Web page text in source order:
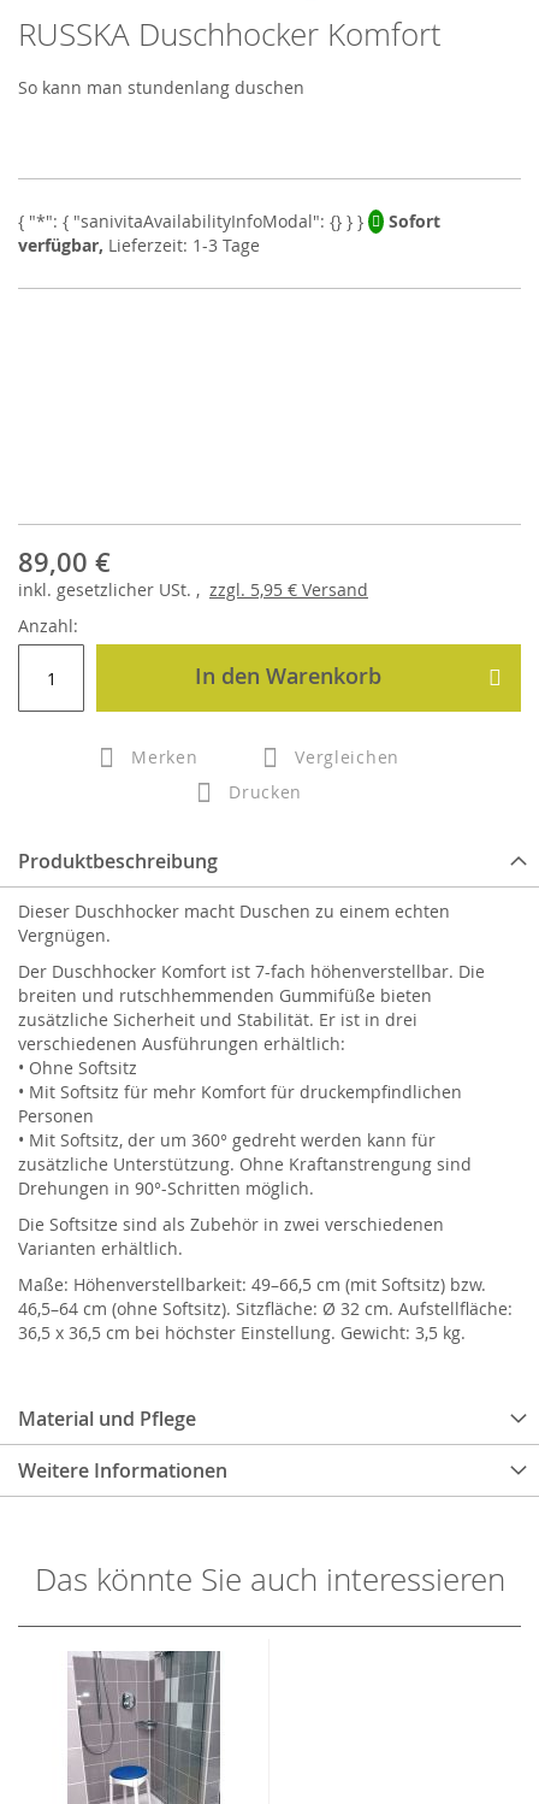
Skip
to
the
beginning
images
RUSSKA Duschhocker Komfort
So kann man stundenlang duschen
Sofort
verfügbar, Lieferzeit: 1-3 Tage
89,00 €
inkl. gesetzlicher USt. , zzgl. 5,95 € Versand
Anzahl:
In den Warenkorb
Merken
Vergleichen
Drucken
Produktbeschreibung
Material und Pflege
Weitere Informationen
Dieser Duschhocker macht Duschen zu einem echten
Vergnügen.
Der Duschhocker Komfort ist 7-fach höhenverstellbar. Die
breiten und rutschhemmenden Gummifüße bieten
zusätzliche Sicherheit und Stabilität. Er ist in drei
verschiedenen Ausführungen erhältlich:
• Ohne Softsitz
• Mit Softsitz für mehr Komfort für druckempfindlichen
Personen
• Mit Softsitz, der um 360° gedreht werden kann für
zusätzliche Unterstützung. Ohne Kraftanstrengung sind
Drehungen in 90°-Schritten möglich.
Die Softsitze sind als Zubehör in zwei verschiedenen
Varianten erhältlich.
Maße: Höhenverstellbarkeit: 49–66,5 cm (mit Softsitz) bzw.
46,5–64 cm (ohne Softsitz). Sitzfläche: Ø 32 cm. Aufstellfläche:
36,5 x 36,5 cm bei höchster Einstellung. Gewicht: 3,5 kg.
Das könnte Sie auch interessieren